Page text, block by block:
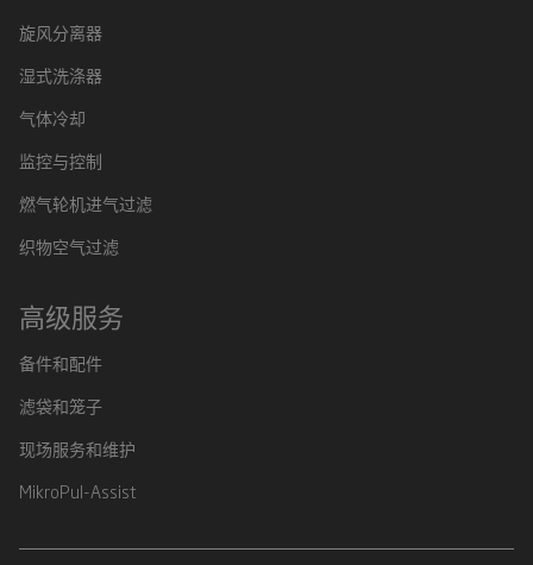
旋风分离器
湿式洗涤器
气体冷却
监控与控制
燃气轮机进气过滤
织物空气过滤
高级服务
备件和配件
滤袋和笼子
现场服务和维护
MikroPul-Assist